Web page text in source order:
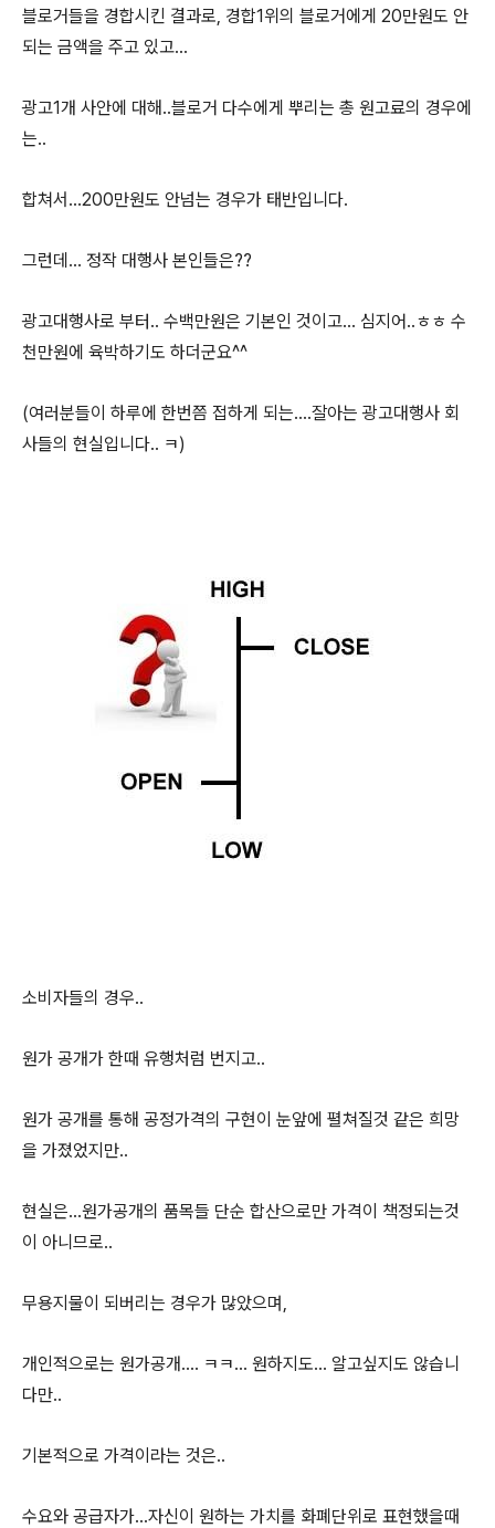
블로거들을 경합시킨 결과로, 경합1위의 블로거에게 20만원도 안
되는 금액을 주고 있고...
광고1개 사안에 대해..블로거 다수에게 뿌리는 총 원고료의 경우에
는..
합쳐서...200만원도 안넘는 경우가 태반입니다.
그런데... 정작 대행사 본인들은??
광고대행사로 부터.. 수백만원은 기본인 것이고... 심지어..ㅎㅎ 수
천만원에 육박하기도 하더군요^^
(여러분들이 하루에 한번쯤 접하게 되는....잘아는 광고대행사 회
사들의 현실입니다.. ㅋ)
소비자들의 경우..
원가 공개가 한때 유행처럼 번지고..
원가 공개를 통해 공정가격의 구현이 눈앞에 펼쳐질것 같은 희망
을 가졌었지만..
현실은...원가공개의 품목들 단순 합산으로만 가격이 책정되는것
이 아니므로..
무용지물이 되버리는 경우가 많았으며,
개인적으로는 원가공개.... ㅋㅋ... 원하지도... 알고싶지도 않습니
다만..
기본적으로 가격이라는 것은..
수요와 공급자가...자신이 원하는 가치를 화폐단위로 표현했을때